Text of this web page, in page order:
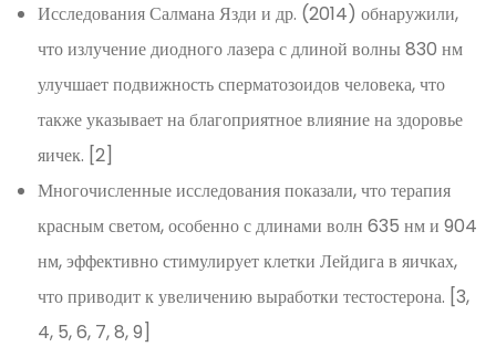
Исследования Салмана Язди и др. (2014) обнаружили,
что излучение диодного лазера с длиной волны 830 нм
улучшает подвижность сперматозоидов человека, что
также указывает на благоприятное влияние на здоровье
яичек. [2]
Многочисленные исследования показали, что терапия
красным светом, особенно с длинами волн 635 нм и 904
нм, эффективно стимулирует клетки Лейдига в яичках,
что приводит к увеличению выработки тестостерона. [3,
4, 5, 6, 7, 8, 9]